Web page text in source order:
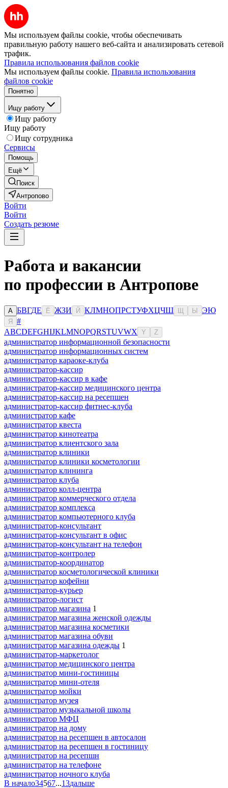
Мы используем файлы cookie, чтобы обеспечивать
правильную работу нашего веб-сайта и анализировать сетевой
трафик.
Правила использования файлов cookie
Мы используем файлы cookie. Правила использования
файлов cookie
Понятно
Ищу работу
Ищу работу
Ищу работу
Ищу сотрудника
Сервисы
Помощь
Ещё
Поиск
Антропово
Войти
Войти
Создать резюме
Работа и вакансии
по профессии в Антропове
А БВГДЕ Ё ЖЗИ Й КЛМНОПРСТУФХЦЧШ Ы ЭЮ
Я
#
ABCDEFGHIJKLMNOPQRSTUVWX Y Z
администратор информационной безопасности
администратор информационных систем
администратор караоке-клуба
администратор-кассир
администратор-кассир в кафе
администратор-кассир медицинского центра
администратор-кассир на ресепшен
администратор-кассир фитнес-клуба
администратор кафе
администратор квеста
администратор кинотеатра
администратор клиентского зала
администратор клиники
администратор клиники косметологии
администратор клининга
администратор клуба
администратор колл-центра
администратор коммерческого отдела
администратор комплекса
администратор компьютерного клуба
администратор-консультант
администратор-консультант в офис
администратор-консультант на телефон
администратор-контролер
администратор-координатор
администратор косметологической клиники
администратор кофейни
администратор-курьер
администратор-логист
администратор магазина 1
администратор магазина женской одежды
администратор магазина косметики
администратор магазина обуви
администратор магазина одежды 1
администратор-маркетолог
администратор медицинского центра
администратор мини-гостиницы
администратор мини-отеля
администратор мойки
администратор музея
администратор музыкальной школы
администратор МФЦ
администратор на дому
администратор на ресепшен в автосалон
администратор на ресепшен в гостиницу
администратор на ресепшн
администратор на телефоне
администратор ночного клуба
В начало34567...13дальше